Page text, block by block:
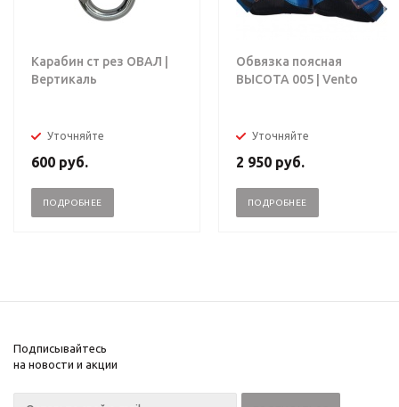
Карабин ст рез ОВАЛ |
Вертикаль
Уточняйте
600 руб.
ПОДРОБНЕЕ
Обвязка поясная
ВЫСОТА 005 | Vento
Уточняйте
2 950 руб.
ПОДРОБНЕЕ
Подписывайтесь
на новости и акции